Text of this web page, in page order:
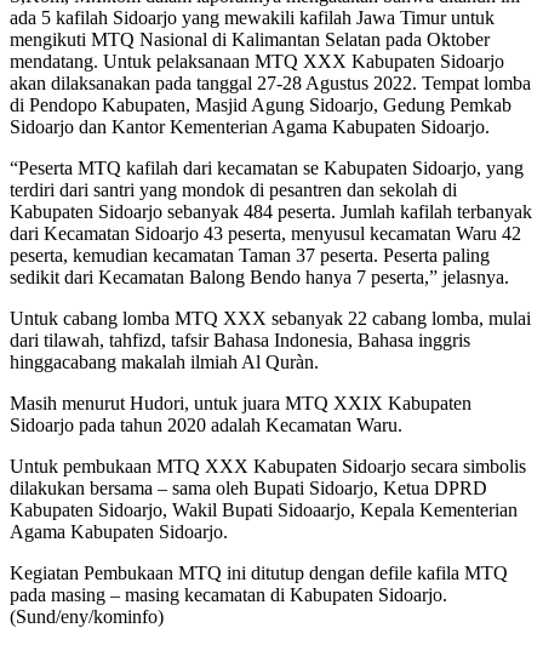
ada 5 kafilah Sidoarjo yang mewakili kafilah Jawa Timur untuk
mengikuti MTQ Nasional di Kalimantan Selatan pada Oktober
mendatang. Untuk pelaksanaan MTQ XXX Kabupaten Sidoarjo
akan dilaksanakan pada tanggal 27-28 Agustus 2022. Tempat lomba
di Pendopo Kabupaten, Masjid Agung Sidoarjo, Gedung Pemkab
Sidoarjo dan Kantor Kementerian Agama Kabupaten Sidoarjo.
“Peserta MTQ kafilah dari kecamatan se Kabupaten Sidoarjo, yang
terdiri dari santri yang mondok di pesantren dan sekolah di
Kabupaten Sidoarjo sebanyak 484 peserta. Jumlah kafilah terbanyak
dari Kecamatan Sidoarjo 43 peserta, menyusul kecamatan Waru 42
peserta, kemudian kecamatan Taman 37 peserta. Peserta paling
sedikit dari Kecamatan Balong Bendo hanya 7 peserta,” jelasnya.
Untuk cabang lomba MTQ XXX sebanyak 22 cabang lomba, mulai
dari tilawah, tahfizd, tafsir Bahasa Indonesia, Bahasa inggris
hinggacabang makalah ilmiah Al Quràn.
Masih menurut Hudori, untuk juara MTQ XXIX Kabupaten
Sidoarjo pada tahun 2020 adalah Kecamatan Waru.
Untuk pembukaan MTQ XXX Kabupaten Sidoarjo secara simbolis
dilakukan bersama – sama oleh Bupati Sidoarjo, Ketua DPRD
Kabupaten Sidoarjo, Wakil Bupati Sidoaarjo, Kepala Kementerian
Agama Kabupaten Sidoarjo.
Kegiatan Pembukaan MTQ ini ditutup dengan defile kafila MTQ
pada masing – masing kecamatan di Kabupaten Sidoarjo.
(Sund/eny/kominfo)